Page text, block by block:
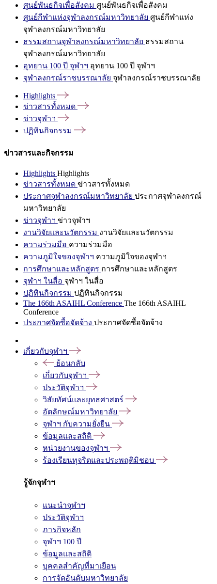
ศูนย์พันธกิจเพื่อสังคม ศูนย์พันธกิจเพื่อสังคม
ศูนย์กีฬาแห่งจุฬาลงกรณ์มหาวิทยาลัย ศูนย์กีฬาแห่ง
จุฬาลงกรณ์มหาวิทยาลัย
ธรรมสถานจุฬาลงกรณ์มหาวิทยาลัย ธรรมสถาน
จุฬาลงกรณ์มหาวิทยาลัย
อุทยาน 100 ปี จุฬาฯ อุทยาน 100 ปี จุฬาฯ
จุฬาลงกรณ์ราชบรรณาลัย จุฬาลงกรณ์ราชบรรณาลัย
Highlights
ข่าวสารทั้งหมด
ข่าวจุฬาฯ
ปฏิทินกิจกรรม
ข่าวสารและกิจกรรม
Highlights Highlights
ข่าวสารทั้งหมด ข่าวสารทั้งหมด
ประกาศจุฬาลงกรณ์มหาวิทยาลัย ประกาศจุฬาลงกรณ์
มหาวิทยาลัย
ข่าวจุฬาฯ ข่าวจุฬาฯ
งานวิจัยและนวัตกรรม งานวิจัยและนวัตกรรม
ความร่วมมือ ความร่วมมือ
ความภูมิใจของจุฬาฯ ความภูมิใจของจุฬาฯ
การศึกษาและหลักสูตร การศึกษาและหลักสูตร
จุฬาฯ ในสื่อ จุฬาฯ ในสื่อ
ปฏิทินกิจกรรม ปฏิทินกิจกรรม
The 166th ASAIHL Conference The 166th ASAIHL
Conference
ประกาศจัดซื้อจัดจ้าง ประกาศจัดซื้อจัดจ้าง
เกี่ยวกับจุฬาฯ
ย้อนกลับ
เกี่ยวกับจุฬาฯ
ประวัติจุฬาฯ
วิสัยทัศน์และยุทธศาสตร์
อัตลักษณ์มหาวิทยาลัย
จุฬาฯ กับความยั่งยืน
ข้อมูลและสถิติ
หน่วยงานของจุฬาฯ
ร้องเรียนทุจริตและประพฤติมิชอบ
รู้จักจุฬาฯ
แนะนำจุฬาฯ
ประวัติจุฬาฯ
ภารกิจหลัก
จุฬาฯ 100 ปี
ข้อมูลและสถิติ
บุคคลสำคัญที่มาเยือน
การจัดอันดับมหาวิทยาลัย